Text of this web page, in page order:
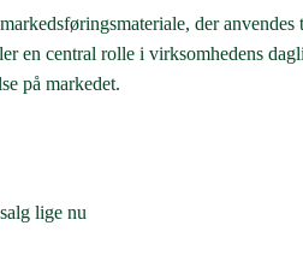
der
en central rolle i virksomhedens
på markedet.
lige nu